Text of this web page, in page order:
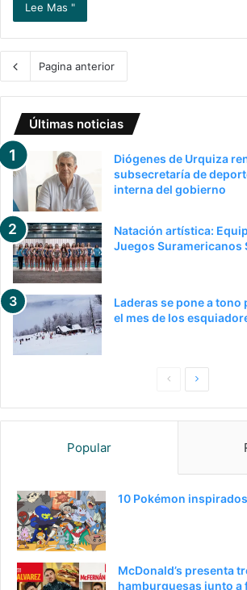
Lee Mas "
Pagina anterior
Últimas noticias
Diógenes de Urquiza
subsecretaría de
interna del gobierno
Natación artística:
Juegos Suramericanos
Laderas se pone a
el mes de los
g
e
g
p
Popular
10 Pokémon
McDonald’s presenta
hamburguesas junto a